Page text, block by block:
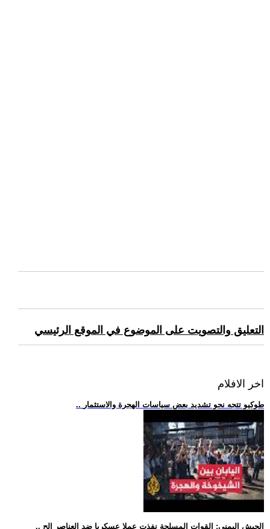
التعليق والتصويت على الموضوع في الموقع الرئيسي
اخر الافلام
.. طوكيو تتجه نحو تشديد بعض سياسات الهجرة والاستثمار
.. الجيش اليمني: القوات المسلحة نفذت عملا عسكريا ضد العناصر الح